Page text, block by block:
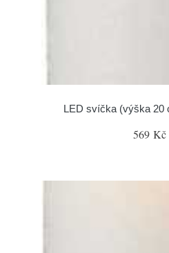
LED svíčka (výška 20
569 Kč